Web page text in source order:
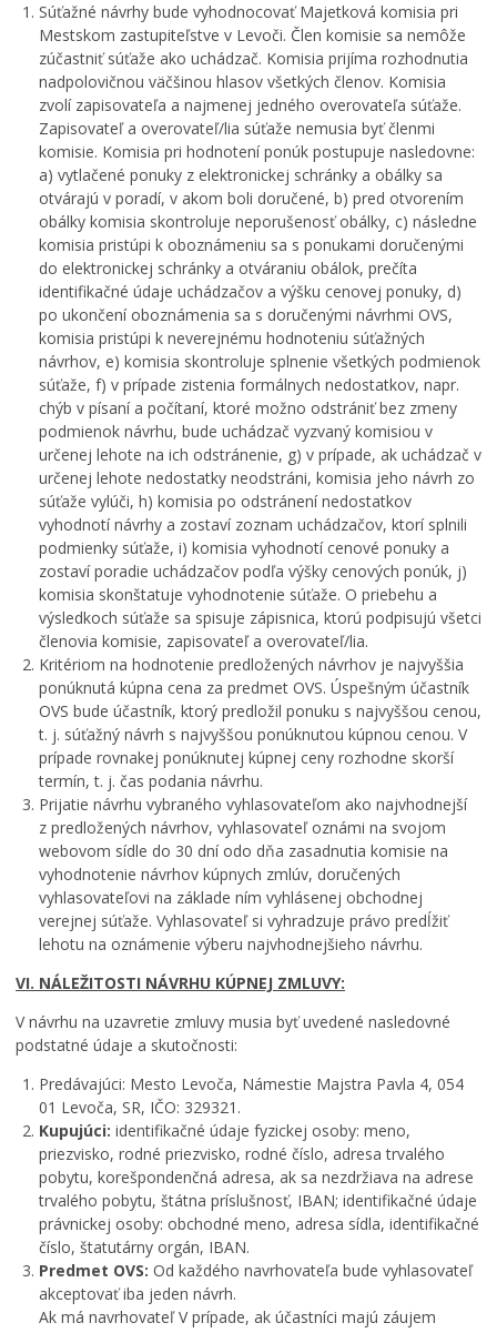
Súťažné návrhy bude vyhodnocovať Majetková komisia pri
Mestskom zastupiteľstve v Levoči. Člen komisie sa nemôže
zúčastniť súťaže ako uchádzač. Komisia prijíma rozhodnutia
nadpolovičnou väčšinou hlasov všetkých členov. Komisia
zvolí zapisovateľa a najmenej jedného overovateľa súťaže.
Zapisovateľ a overovateľ/lia súťaže nemusia byť členmi
komisie. Komisia pri hodnotení ponúk postupuje nasledovne:
a) vytlačené ponuky z elektronickej schránky a obálky sa
otvárajú v poradí, v akom boli doručené, b) pred otvorením
obálky komisia skontroluje neporušenosť obálky, c) následne
komisia pristúpi k oboznámeniu sa s ponukami doručenými
do elektronickej schránky a otváraniu obálok, prečíta
identifikačné údaje uchádzačov a výšku cenovej ponuky, d)
po ukončení oboznámenia sa s doručenými návrhmi OVS,
komisia pristúpi k neverejnému hodnoteniu súťažných
návrhov, e) komisia skontroluje splnenie všetkých podmienok
súťaže, f) v prípade zistenia formálnych nedostatkov, napr.
chýb v písaní a počítaní, ktoré možno odstrániť bez zmeny
podmienok návrhu, bude uchádzač vyzvaný komisiou v
určenej lehote na ich odstránenie, g) v prípade, ak uchádzač v
určenej lehote nedostatky neodstráni, komisia jeho návrh zo
súťaže vylúči, h) komisia po odstránení nedostatkov
vyhodnotí návrhy a zostaví zoznam uchádzačov, ktorí splnili
podmienky súťaže, i) komisia vyhodnotí cenové ponuky a
zostaví poradie uchádzačov podľa výšky cenových ponúk, j)
komisia skonštatuje vyhodnotenie súťaže. O priebehu a
výsledkoch súťaže sa spisuje zápisnica, ktorú podpisujú všetci
členovia komisie, zapisovateľ a overovateľ/lia.
Kritériom na hodnotenie predložených návrhov je najvyššia
ponúknutá kúpna cena za predmet OVS. Úspešným účastník
OVS bude účastník, ktorý predložil ponuku s najvyššou cenou,
t. j. súťažný návrh s najvyššou ponúknutou kúpnou cenou. V
prípade rovnakej ponúknutej kúpnej ceny rozhodne skorší
termín, t. j. čas podania návrhu.
Prijatie návrhu vybraného vyhlasovateľom ako najvhodnejší
z predložených návrhov, vyhlasovateľ oznámi na svojom
webovom sídle do 30 dní odo dňa zasadnutia komisie na
vyhodnotenie návrhov kúpnych zmlúv, doručených
vyhlasovateľovi na základe ním vyhlásenej obchodnej
verejnej súťaže. Vyhlasovateľ si vyhradzuje právo predĺžiť
lehotu na oznámenie výberu najvhodnejšieho návrhu.
VI. NÁLEŽITOSTI NÁVRHU KÚPNEJ ZMLUVY:
V návrhu na uzavretie zmluvy musia byť uvedené nasledovné
podstatné údaje a skutočnosti:
Predávajúci: Mesto Levoča, Námestie Majstra Pavla 4, 054
01 Levoča, SR, IČO: 329321.
Kupujúci: identifikačné údaje fyzickej osoby: meno,
priezvisko, rodné priezvisko, rodné číslo, adresa trvalého
pobytu, korešpondenčná adresa, ak sa nezdržiava na adrese
trvalého pobytu, štátna príslušnosť, IBAN; identifikačné údaje
právnickej osoby: obchodné meno, adresa sídla, identifikačné
číslo, štatutárny orgán, IBAN.
Predmet OVS: Od každého navrhovateľa bude vyhlasovateľ
akceptovať iba jeden návrh.
Ak má navrhovateľ V prípade, ak účastníci majú záujem